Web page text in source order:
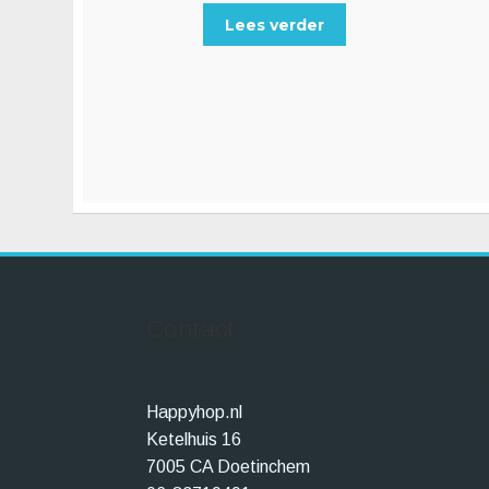
Lees verder
Happyhop.nl
Ketelhuis 16
7005 CA Doetinchem